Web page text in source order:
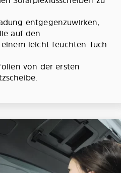
entgegenzuwirken,
auf den
leicht feuchten Tuch
von der ersten